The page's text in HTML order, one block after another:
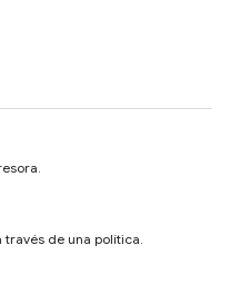
de una política.